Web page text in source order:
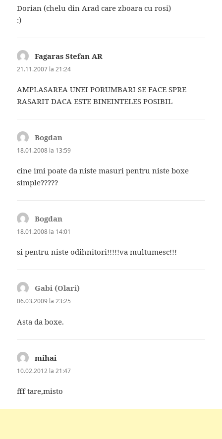
Dorian (chelu din Arad care zboara cu rosi)
:)
Fagaras Stefan AR
21.11.2007 la 21:24
AMPLASAREA UNEI PORUMBARI SE FACE SPRE
RASARIT DACA ESTE BINEINTELES POSIBIL
Bogdan
18.01.2008 la 13:59
cine imi poate da niste masuri pentru niste boxe
simple?????
Bogdan
18.01.2008 la 14:01
si pentru niste odihnitori!!!!!va multumesc!!!
Gabi (Olari)
06.03.2009 la 23:25
Asta da boxe.
mihai
10.02.2012 la 21:47
fff tare,misto